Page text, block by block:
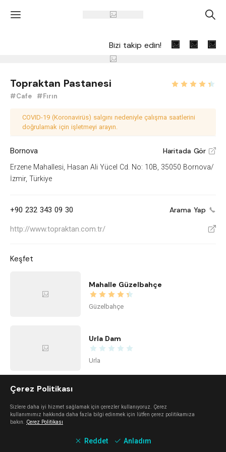
' A
Bizi takip edin!
Topraktan Pastanesi
#Cafe #Fırın
COVID-19 (Koronavirüs) salgını nedeniyle çalışma saatlerini
doğrulamak için işletmeyi arayın.
Bornova Haritada Gör V
Erzene Mahallesi, Hasan Ali Yücel Cd. No: 10B, 35050 Bornova/
İzmir, Türkiye
+90 232 343 09 30 Arama Yap
http://www.topraktan.com.tr/ V
Keşfet
Mahalle Güzelbahçe
Güzelbahçe
Urla Dam
Urla
Alaçatı
Çerez Politikası
Sizlere daha iyi hizmet sağlamak için çerezler kullanıyoruz. Çerez
kullanımımız hakkında daha fazla bilgi edinmek için lütfen çerez politikamıza
bakın. Çerez Politikası
Reddet Anladım